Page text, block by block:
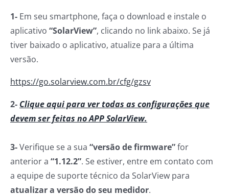
1- Em seu smartphone, faça o download e instale o
aplicativo “SolarView”, clicando no link abaixo. Se já
tiver baixado o aplicativo, atualize para a última
versão.
https://go.solarview.com.br/cfg/gzsv
2- Clique aqui para ver todas as configurações que
devem ser feitas no APP SolarView.
3-Verifique se a sua “versão de firmware”for
anterior a “1.12.2”. Se estiver, entre em contato com
a equipe de suporte técnico da SolarView para
atualizar a versão do seu medidor.